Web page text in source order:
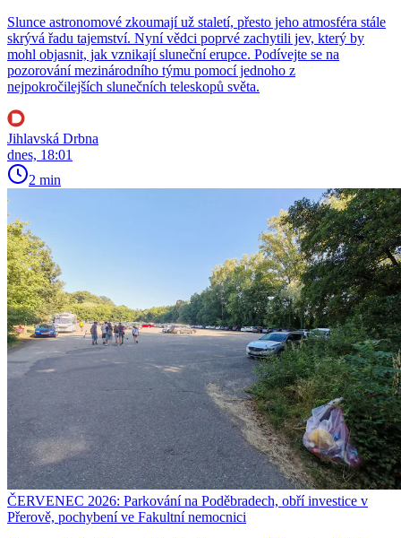
Slunce astronomové zkoumají už staletí, přesto jeho atmosféra stále
skrývá řadu tajemství. Nyní vědci poprvé zachytili jev, který by
mohl objasnit, jak vznikají sluneční erupce. Podívejte se na
pozorování mezinárodního týmu pomocí jednoho z
nejpokročilejších slunečních teleskopů světa.
Jihlavská Drbna
dnes, 18:01
2 min
ČERVENEC 2026: Parkování na Poděbradech, obří investice v
Přerově, pochybení ve Fakultní nemocnici